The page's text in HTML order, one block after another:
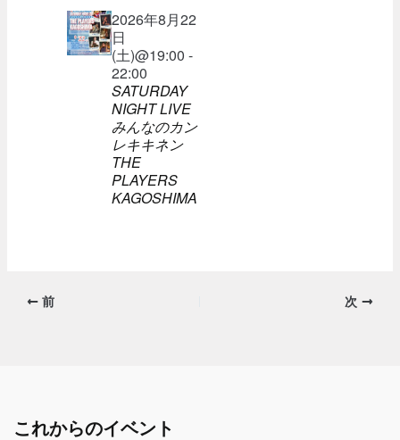
2026年8月22
日
(土)@19:00 -
22:00
SATURDAY
NIGHT LIVE
みんなのカン
レキキネン
THE
PLAYERS
KAGOSHIMA
前 次
これからのイベント